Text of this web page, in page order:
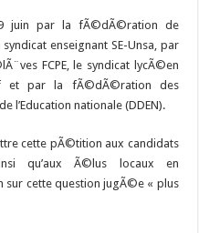
juin par la fÃ©dÃ©ration de
enseignant SE-Unsa, par
FCPE, le syndicat lycÃ©en
et par la fÃ©dÃ©ration des
nationale (DDEN).
cette pÃ©tition aux candidats
qu’aux Ã©lus locaux en
cette question jugÃ©e « plus